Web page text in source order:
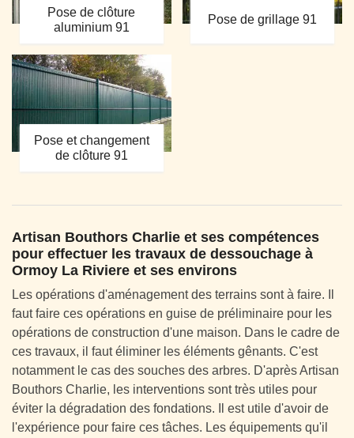
Pose de clôture
aluminium 91
Pose de grillage 91
Pose et changement
de clôture 91
Artisan Bouthors Charlie et ses compétences
pour effectuer les travaux de dessouchage à
Ormoy La Riviere et ses environs
Les opérations d'aménagement des terrains sont à faire. Il
faut faire ces opérations en guise de préliminaire pour les
opérations de construction d'une maison. Dans le cadre de
ces travaux, il faut éliminer les éléments gênants. C'est
notamment le cas des souches des arbres. D'après Artisan
Bouthors Charlie, les interventions sont très utiles pour
éviter la dégradation des fondations. Il est utile d'avoir de
l'expérience pour faire ces tâches. Les équipements qu'il